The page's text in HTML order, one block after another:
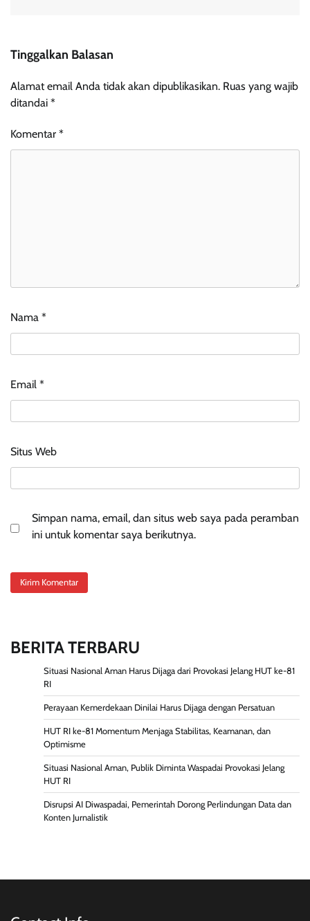
Tinggalkan Balasan
Alamat email Anda tidak akan dipublikasikan. Ruas yang wajib
ditandai *
Komentar *
Nama *
Email *
Situs Web
Simpan nama, email, dan situs web saya pada peramban
ini untuk komentar saya berikutnya.
BERITA TERBARU
Situasi Nasional Aman Harus Dijaga dari Provokasi Jelang HUT ke-81
RI
Perayaan Kemerdekaan Dinilai Harus Dijaga dengan Persatuan
HUT RI ke-81 Momentum Menjaga Stabilitas, Keamanan, dan
Optimisme
Situasi Nasional Aman, Publik Diminta Waspadai Provokasi Jelang
HUT RI
Disrupsi AI Diwaspadai, Pemerintah Dorong Perlindungan Data dan
Konten Jurnalistik